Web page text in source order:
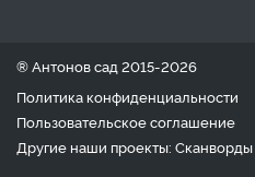
® Антонов сад 2015-2026
Политика конфиденциальности
Пользовательское соглашение
Другие наши проекты: Сканворды